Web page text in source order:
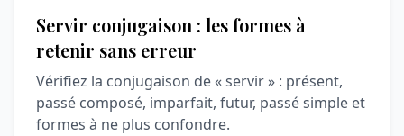
Servir conjugaison : les formes à
retenir sans erreur
Vérifiez la conjugaison de « servir » : présent,
passé composé, imparfait, futur, passé simple et
formes à ne plus confondre.